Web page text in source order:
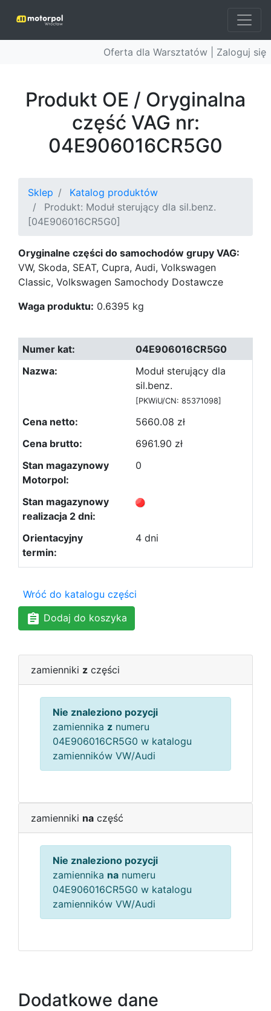
Oferta dla Warsztatów | Zaloguj się
Produkt OE / Oryginalna
część VAG nr:
04E906016CR5G0
Sklep
Katalog produktów
Produkt: Moduł sterujący dla sil.benz.
[04E906016CR5G0]
Oryginalne części do samochodów grupy VAG:
VW, Skoda, SEAT, Cupra, Audi, Volkswagen
Classic, Volkswagen Samochody Dostawcze
Waga produktu: 0.6395 kg
04E906016CR5G0
Moduł sterujący dla
sil.benz.
[PKWiU/CN: 85371098]
5660.08 zł
6961.90 zł
0
4 dni
Wróć do katalogu części
Dodaj do koszyka
zamienniki z części
Nie znaleziono pozycji
zamiennika z numeru
04E906016CR5G0 w katalogu
zamienników VW/Audi
zamienniki na część
Nie znaleziono pozycji
zamiennika na numeru
04E906016CR5G0 w katalogu
zamienników VW/Audi
Dodatkowe dane